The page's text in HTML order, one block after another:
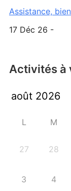
Assistance,
17 Déc 26 -
Activités à
L M
27 28
3 4